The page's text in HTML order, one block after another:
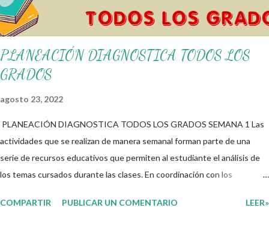
PLANEACIÓN DIAGNOSTICA TODOS LOS
GRADOS
agosto 23, 2022
PLANEACIÓN DIAGNOSTICA TODOS LOS GRADOS SEMANA 1 Las
actividades que se realizan de manera semanal forman parte de una
serie de recursos educativos que permiten al estudiante el análisis de
los temas cursados durante las clases. En coordinación con los
su interés con el material que les compartimos para que así, mediante
COMPARTIR PUBLICAR UN COMENTARIO LEER»